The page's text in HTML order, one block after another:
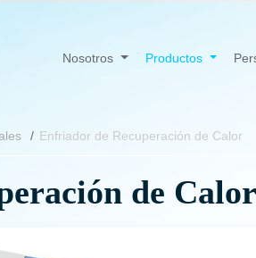
Nosotros Productos
Enfriador de Recuperación de Calor
de Calor